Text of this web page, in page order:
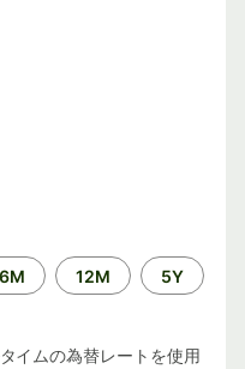
6M 12M 5Y
イムの為替レートを使用